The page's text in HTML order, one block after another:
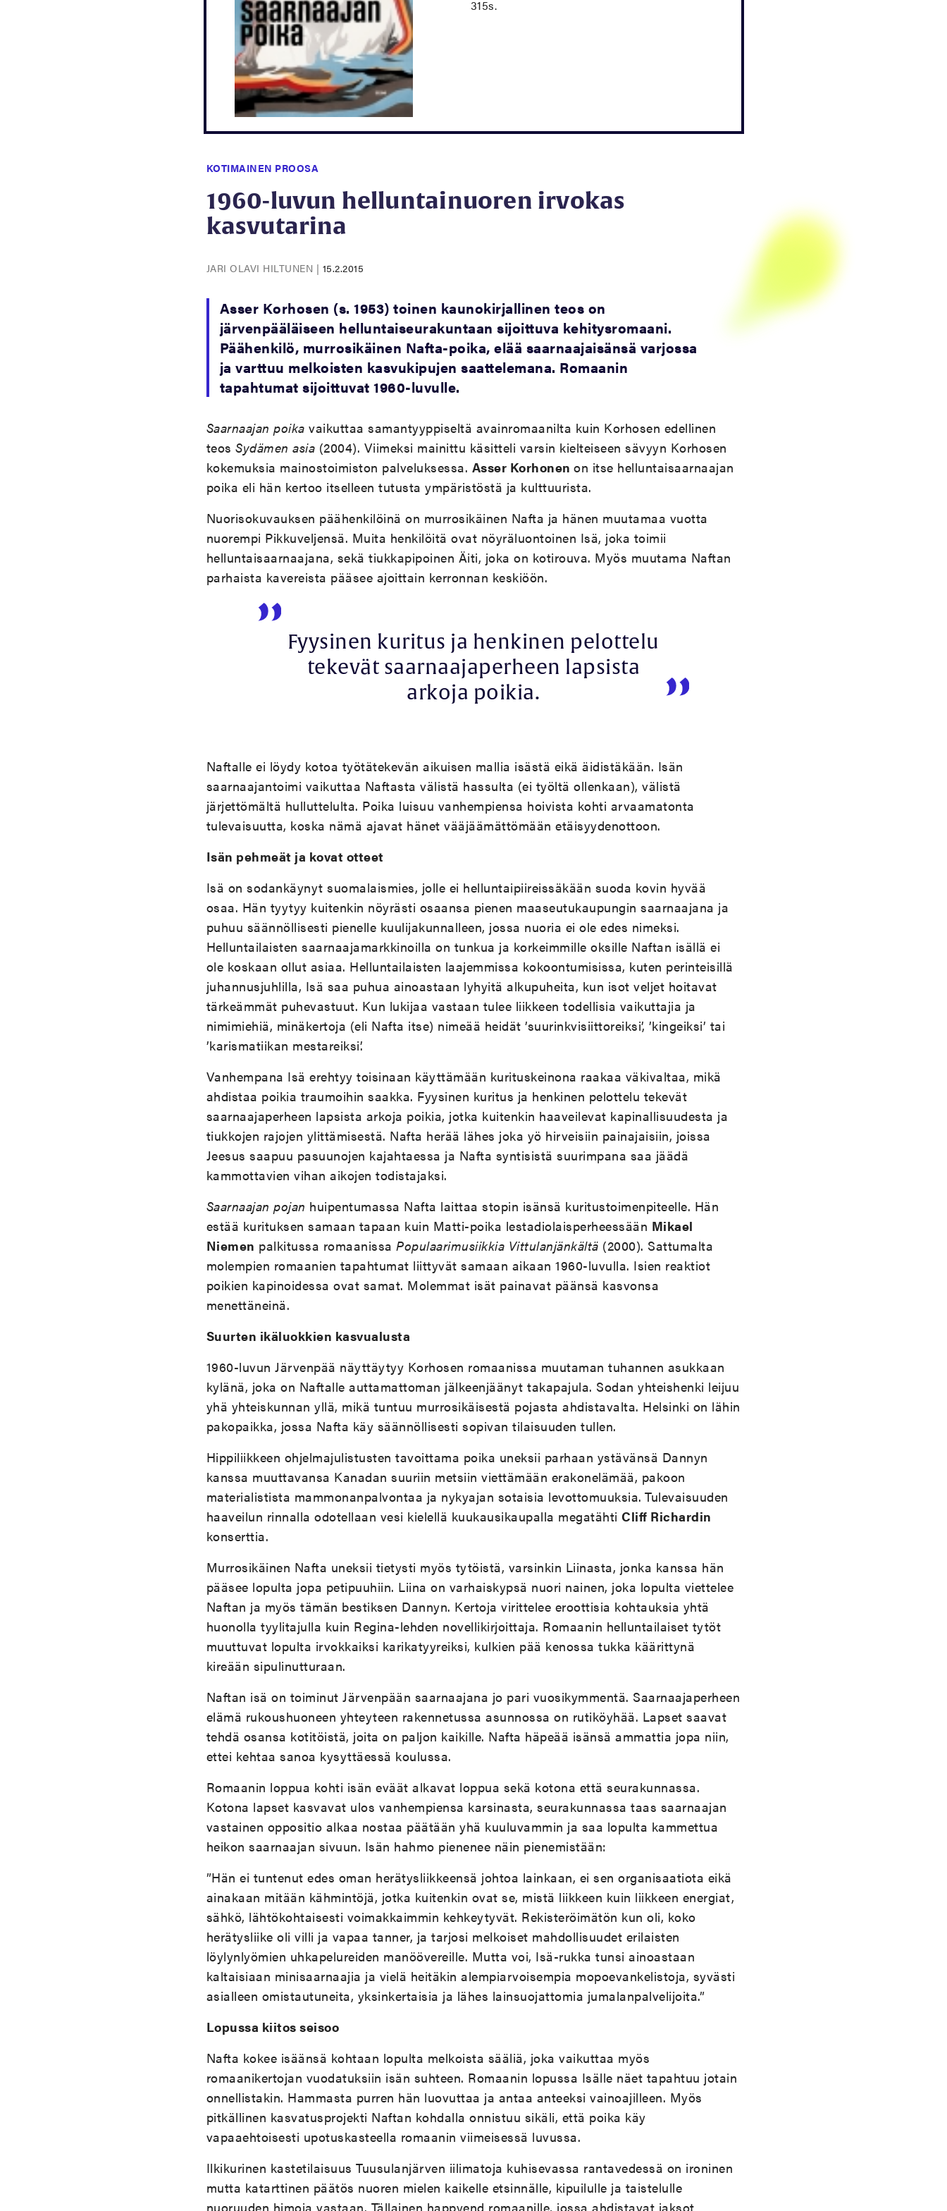
315s.
KOTIMAINEN PROOSA
1960-luvun helluntainuoren irvokas
kasvutarina
JARI OLAVI HILTUNEN | 15.2.2015
Asser Korhosen (s. 1953) toinen kaunokirjallinen teos on
järvenpääläiseen helluntaiseurakuntaan sijoittuva kehitysromaani.
Päähenkilö, murrosikäinen Nafta-poika, elää saarnaajaisänsä varjossa
ja varttuu melkoisten kasvukipujen saattelemana. Romaanin
tapahtumat sijoittuvat 1960-luvulle.
Saarnaajan poika vaikuttaa samantyyppiseltä avainromaanilta kuin Korhosen edellinen
teos Sydämen asia (2004). Viimeksi mainittu käsitteli varsin kielteiseen sävyyn Korhosen
kokemuksia mainostoimiston palveluksessa. Asser Korhonen on itse helluntaisaarnaajan
poika eli hän kertoo itselleen tutusta ympäristöstä ja kulttuurista.
Nuorisokuvauksen päähenkilöinä on murrosikäinen Nafta ja hänen muutamaa vuotta
nuorempi Pikkuveljensä. Muita henkilöitä ovat nöyräluontoinen Isä, joka toimii
helluntaisaarnaajana, sekä tiukkapipoinen Äiti, joka on kotirouva. Myös muutama Naftan
parhaista kavereista pääsee ajoittain kerronnan keskiöön.
Fyysinen kuritus ja henkinen pelottelu
tekevät saarnaajaperheen lapsista
arkoja poikia.
Naftalle ei löydy kotoa työtätekevän aikuisen mallia isästä eikä äidistäkään. Isän
saarnaajantoimi vaikuttaa Naftasta välistä hassulta (ei työltä ollenkaan), välistä
järjettömältä hulluttelulta. Poika luisuu vanhempiensa hoivista kohti arvaamatonta
tulevaisuutta, koska nämä ajavat hänet vääjäämättömään etäisyydenottoon.
Isän pehmeät ja kovat otteet
Isä on sodankäynyt suomalaismies, jolle ei helluntaipiireissäkään suoda kovin hyvää
osaa. Hän tyytyy kuitenkin nöyrästi osaansa pienen maaseutukaupungin saarnaajana ja
puhuu säännöllisesti pienelle kuulijakunnalleen, jossa nuoria ei ole edes nimeksi.
Helluntailaisten saarnaajamarkkinoilla on tunkua ja korkeimmille oksille Naftan isällä ei
ole koskaan ollut asiaa. Helluntailaisten laajemmissa kokoontumisissa, kuten perinteisillä
juhannusjuhlilla, Isä saa puhua ainoastaan lyhyitä alkupuheita, kun isot veljet hoitavat
tärkeämmät puhevastuut. Kun lukijaa vastaan tulee liikkeen todellisia vaikuttajia ja
nimimiehiä, minäkertoja (eli Nafta itse) nimeää heidät ’suurinkvisiittoreiksi’, ’kingeiksi’ tai
’karismatiikan mestareiksi’.
Vanhempana Isä erehtyy toisinaan käyttämään kurituskeinona raakaa väkivaltaa, mikä
ahdistaa poikia traumoihin saakka. Fyysinen kuritus ja henkinen pelottelu tekevät
saarnaajaperheen lapsista arkoja poikia, jotka kuitenkin haaveilevat kapinallisuudesta ja
tiukkojen rajojen ylittämisestä. Nafta herää lähes joka yö hirveisiin painajaisiin, joissa
Jeesus saapuu pasuunojen kajahtaessa ja Nafta syntisistä suurimpana saa jäädä
kammottavien vihan aikojen todistajaksi.
Saarnaajan pojan huipentumassa Nafta laittaa stopin isänsä kuritustoimenpiteelle. Hän
estää kurituksen samaan tapaan kuin Matti-poika lestadiolaisperheessään Mikael
Niemen palkitussa romaanissa Populaarimusiikkia Vittulanjänkältä (2000). Sattumalta
molempien romaanien tapahtumat liittyvät samaan aikaan 1960-luvulla. Isien reaktiot
poikien kapinoidessa ovat samat. Molemmat isät painavat päänsä kasvonsa
menettäneinä.
Suurten ikäluokkien kasvualusta
1960-luvun Järvenpää näyttäytyy Korhosen romaanissa muutaman tuhannen asukkaan
kylänä, joka on Naftalle auttamattoman jälkeenjäänyt takapajula. Sodan yhteishenki leijuu
yhä yhteiskunnan yllä, mikä tuntuu murrosikäisestä pojasta ahdistavalta. Helsinki on lähin
pakopaikka, jossa Nafta käy säännöllisesti sopivan tilaisuuden tullen.
Hippiliikkeen ohjelmajulistusten tavoittama poika uneksii parhaan ystävänsä Dannyn
kanssa muuttavansa Kanadan suuriin metsiin viettämään erakonelämää, pakoon
materialistista mammonanpalvontaa ja nykyajan sotaisia levottomuuksia. Tulevaisuuden
haaveilun rinnalla odotellaan vesi kielellä kuukausikaupalla megatähti Cliff Richardin
konserttia.
Murrosikäinen Nafta uneksii tietysti myös tytöistä, varsinkin Liinasta, jonka kanssa hän
pääsee lopulta jopa petipuuhiin. Liina on varhaiskypsä nuori nainen, joka lopulta viettelee
Naftan ja myös tämän bestiksen Dannyn. Kertoja virittelee eroottisia kohtauksia yhtä
huonolla tyylitajulla kuin Regina-lehden novellikirjoittaja. Romaanin helluntailaiset tytöt
muuttuvat lopulta irvokkaiksi karikatyyreiksi, kulkien pää kenossa tukka käärittynä
kireään sipulinutturaan.
Naftan isä on toiminut Järvenpään saarnaajana jo pari vuosikymmentä. Saarnaajaperheen
elämä rukoushuoneen yhteyteen rakennetussa asunnossa on rutiköyhää. Lapset saavat
tehdä osansa kotitöistä, joita on paljon kaikille. Nafta häpeää isänsä ammattia jopa niin,
ettei kehtaa sanoa kysyttäessä koulussa.
Romaanin loppua kohti isän eväät alkavat loppua sekä kotona että seurakunnassa.
Kotona lapset kasvavat ulos vanhempiensa karsinasta, seurakunnassa taas saarnaajan
vastainen oppositio alkaa nostaa päätään yhä kuuluvammin ja saa lopulta kammettua
heikon saarnaajan sivuun. Isän hahmo pienenee näin pienemistään:
”Hän ei tuntenut edes oman herätysliikkeensä johtoa lainkaan, ei sen organisaatiota eikä
ainakaan mitään kähmintöjä, jotka kuitenkin ovat se, mistä liikkeen kuin liikkeen energiat,
sähkö, lähtökohtaisesti voimakkaimmin kehkeytyvät. Rekisteröimätön kun oli, koko
herätysliike oli villi ja vapaa tanner, ja tarjosi melkoiset mahdollisuudet erilaisten
löylynlyömien uhkapelureiden manöövereille. Mutta voi, Isä-rukka tunsi ainoastaan
kaltaisiaan minisaarnaajia ja vielä heitäkin alempiarvoisempia mopoevankelistoja, syvästi
asialleen omistautuneita, yksinkertaisia ja lähes lainsuojattomia jumalanpalvelijoita.”
Lopussa kiitos seisoo
Nafta kokee isäänsä kohtaan lopulta melkoista sääliä, joka vaikuttaa myös
romaanikertojan vuodatuksiin isän suhteen. Romaanin lopussa Isälle näet tapahtuu jotain
onnellistakin. Hammasta purren hän luovuttaa ja antaa anteeksi vainoajilleen. Myös
pitkällinen kasvatusprojekti Naftan kohdalla onnistuu sikäli, että poika käy
vapaaehtoisesti upotuskasteella romaanin viimeisessä luvussa.
Ilkikurinen kastetilaisuus Tuusulanjärven iilimatoja kuhisevassa rantavedessä on ironinen
mutta katarttinen päätös nuoren mielen kaikelle etsinnälle, kipuilulle ja taistelulle
nuoruuden himoja vastaan. Tällainen happyend romaanille, jossa ahdistavat jaksot